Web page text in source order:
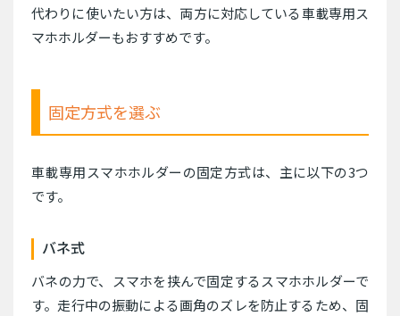
代わりに使いたい方は、両方に対応している車載専用ス
マホホルダーもおすすめです。
固定方式を選ぶ
車載専用スマホホルダーの固定方式は、主に以下の3つ
です。
バネ式
バネの力で、スマホを挟んで固定するスマホホルダーで
す。走行中の振動による画角のズレを防止するため、固